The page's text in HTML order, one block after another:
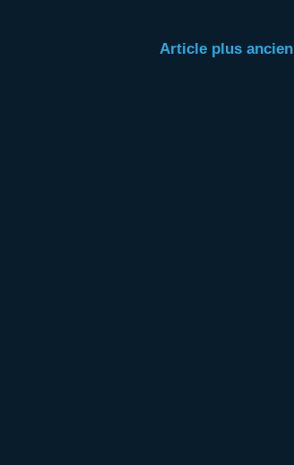
Article plus ancien